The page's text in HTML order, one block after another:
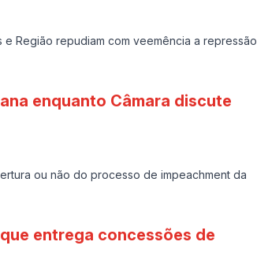
Região repudiam com veemência a repressão
enquanto Câmara discute
ou não do processo de impeachment da
entrega concessões de